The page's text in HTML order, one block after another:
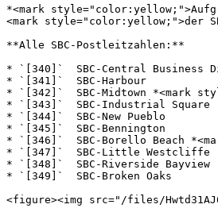
*<mark
<mark style="color:yellow;">der
**Alle SBC-Postleitzahlen:**
* `[340]`  SBC-Central Business
* `[341]`  SBC-Harbour
* `[342]`  SBC-Midtown *<mark
* `[343]`  SBC-Industrial Square
* `[344]`  SBC-New Pueblo
* `[345]`  SBC-Bennington
* `[346]`  SBC-Borello Beach
* `[347]`  SBC-Little Westcliffe
* `[348]`  SBC-Riverside Bayview
* `[349]`  SBC-Broken Oaks
<figure><img src="/files/